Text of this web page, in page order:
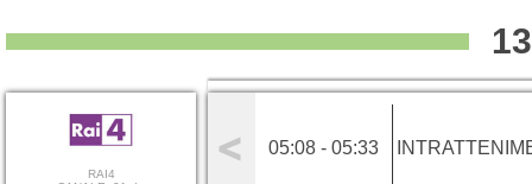
RAI4
05:08 - 05:33